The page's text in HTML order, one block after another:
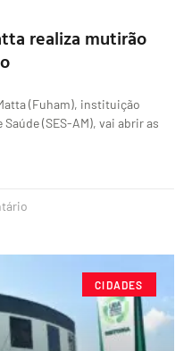
realiza mutirão
(Fuham), instituição
(SES-AM), vai abrir as
CIDADES